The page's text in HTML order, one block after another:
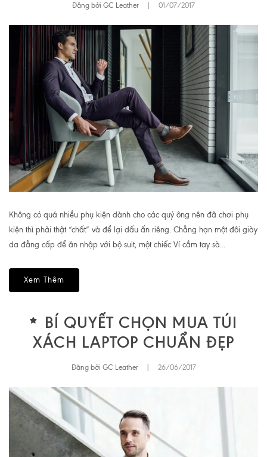
Đăng bởi GC Leather 01/07/2017
Không có quá nhiều phụ kiện dành cho các quý ông nên đã chơi phụ
kiện thì phải thật “chất” và để lại dấu ấn riêng. Chẳng hạn một đôi giày
da đẳng cấp để ăn nhập với bộ suit, một chiếc Ví cầm tay sà...
Xem Thêm
BÍ QUYẾT CHỌN MUA TÚI
XÁCH LAPTOP CHUẨN ĐẸP
Đăng bởi GC Leather 26/06/2017